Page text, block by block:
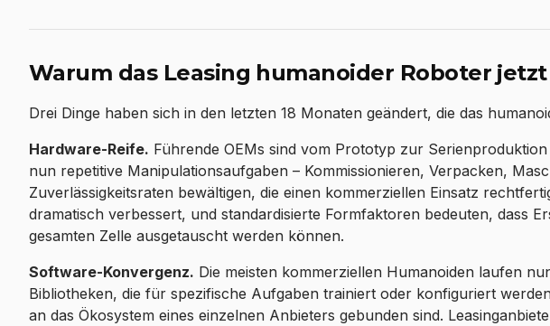
Warum das Leasing humanoider Roboter
Drei Dinge haben sich in den letzten 18 Monaten geändert, die das
Hardware-Reife. Führende OEMs sind vom Prototyp zur
nun repetitive Manipulationsaufgaben – Kommissionieren, Verpacken,
Zuverlässigkeitsraten bewältigen, die einen kommerziellen Einsatz
dramatisch verbessert, und standardisierte Formfaktoren bedeuten, dass
gesamten Zelle ausgetauscht werden können.
Software-Konvergenz. Die meisten kommerziellen Humanoiden laufen
Bibliotheken, die für spezifische Aufgaben trainiert oder konfiguriert
an das Ökosystem eines einzelnen Anbieters gebunden sind.